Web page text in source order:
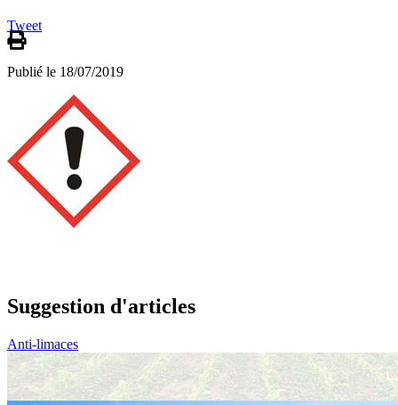
Tweet
Publié le 18/07/2019
Suggestion d'articles
Anti-limaces